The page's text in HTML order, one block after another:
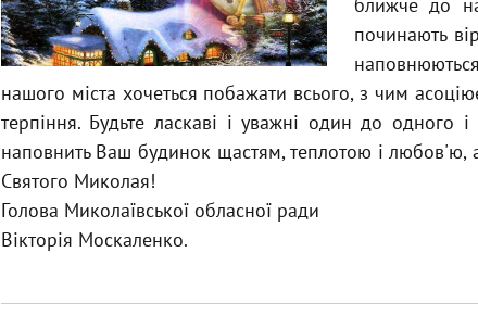
починають
нашого міста хочеться побажати всього, з чим
терпіння. Будьте ласкаві і уважні один до одного
наповнить Ваш будинок щастям, теплотою і
Святого Миколая!
Голова Миколаївської обласної ради
Вікторія Москаленко.